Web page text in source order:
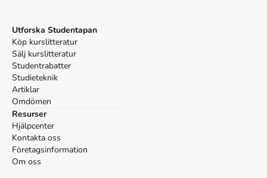
Utforska Studentapan
Köp kurslitteratur
Sälj kurslitteratur
Studentrabatter
Studieteknik
Artiklar
Omdömen
Resurser
Hjälpcenter
Kontakta oss
Företagsinformation
Om oss